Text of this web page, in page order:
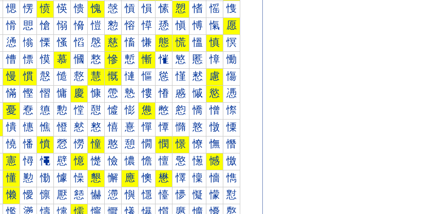
愢 愣 愤 愥 愦 愧 愨 愩 愪 愫 愬 愭 愮 愯
愲 愳 愴 愵 愶 愷 愸 愹 愺 愻 愼 愽 愾 愿
慂 慃 慄 慅 慆 慇 慈 慉 慊 態 慌 慍 慎 慏
慒 慓 慔 慕 慖 慗 慘 慙 慚 慛 慜 慝 慞 慟
慢 慣 慤 慥 慦 慧 慨 慩 慪 慫 慬 慭 慮 慯
慲 慳 慴 慵 慶 慷 慸 慹 慺 慻 慼 慽 慾 慿
憂 憃 憄 憅 憆 憇 憈 憉 憊 憋 憌 憍 憎 憏
憒 憓 憔 憕 憖 憗 憘 憙 憚 憛 憜 憝 憞 憟
憢 憣 憤 憥 憦 憧 憨 憩 憪 憫 憬 憭 憮 憯
憲 憳 憴 憵 憶 憷 憸 憹 憺 憻 憼 憽 憾 憿
懂 懃 懄 懅 懆 懇 懈 應 懊 懋 懌 懍 懎 懏
懒 懓 懔 懕 懖 懗 懘 懙 懚 懛 懜 懝 懞 懟
懢 懣 懤 懥 懦 懧 懨 懩 懪 懫 懬 懭 懮 懯